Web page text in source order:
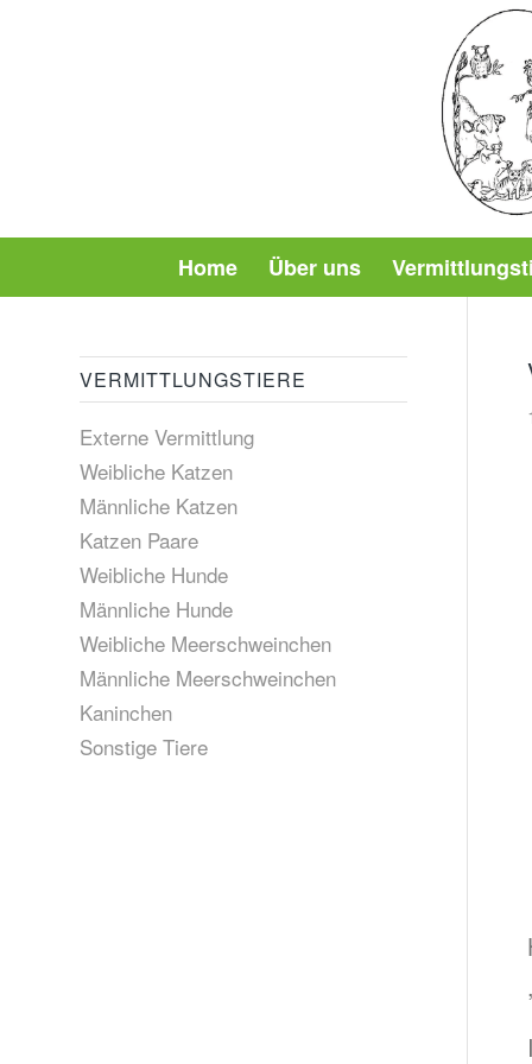
Home Über uns
VERMITTLUNGSTIERE
Externe Vermittlung
Weibliche Katzen
Männliche Katzen
Katzen Paare
Weibliche Hunde
Männliche Hunde
Weibliche Meerschweinchen
Männliche Meerschweinchen
Kaninchen
Sonstige Tiere